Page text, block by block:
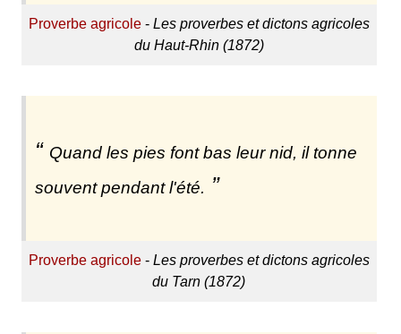
Proverbe agricole- Les proverbes et dictons agricoles
du Haut-Rhin (1872)
Quand les pies font bas leur nid, il tonne
souvent pendant l'été.
Proverbe agricole- Les proverbes et dictons agricoles
du Tarn (1872)